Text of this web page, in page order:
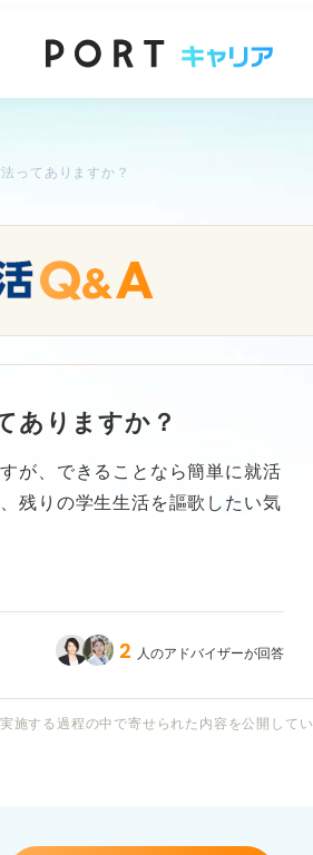
ってありますか？
ありますか？
が、できることなら簡単に就活
残りの学生生活を謳歌したい気
かあれば、聞きたいです。
2 人のアドバイザーが回答
施する過程の中で寄せられた内容を公開してい